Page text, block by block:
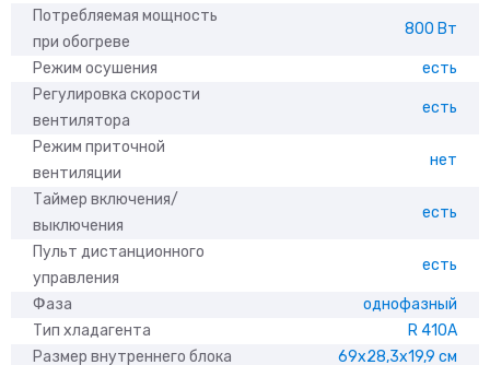
Потребляемая мощность
при обогреве
800 Вт
Режим осушения
есть
Регулировка скорости
вентилятора
есть
Режим приточной
вентиляции
нет
Таймер включения/
выключения
есть
Пульт дистанционного
управления
есть
Фаза
однофазный
Тип хладагента
R 410A
Размер внутреннего блока
69х28,3х19,9 см